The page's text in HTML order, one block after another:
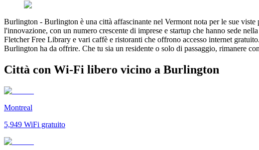
Burlington - Burlington è una città affascinante nel Vermont nota per le sue
l'innovazione, con un numero crescente di imprese e startup che hanno sede
Fletcher Free Library e vari caffè e ristoranti che offrono accesso internet
Burlington ha da offrire. Che tu sia un residente o solo di passaggio, rimanere
Città con Wi-Fi libero vicino a Burlington
Montreal
5,949 WiFi gratuito